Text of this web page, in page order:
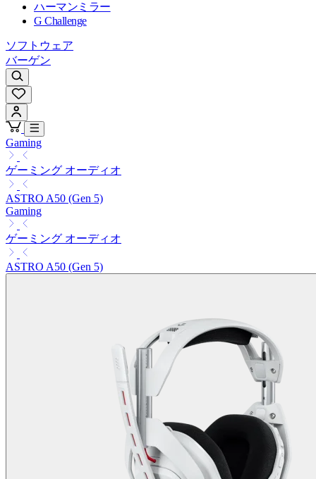
ハーマンミラー
G Challenge
ソフトウェア
バーゲン
Gaming
ゲーミング オーディオ
ASTRO A50 (Gen 5)
Gaming
ゲーミング オーディオ
ASTRO A50 (Gen 5)